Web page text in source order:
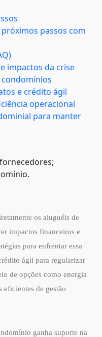
passos com
impactos da crise
e crédito ágil
operacional
para manter
os aluguéis de
impactos financeiros e
para enfrentar essa
ágil para regularizar
de opções como energia
eficientes de gestão
ganha suporte na